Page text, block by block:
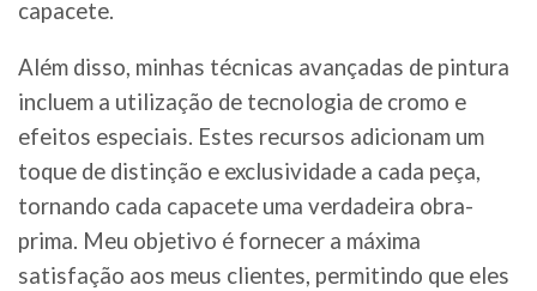
capacete.
Além disso, minhas técnicas avançadas de pintura
incluem a utilização de tecnologia de cromo e
efeitos especiais. Estes recursos adicionam um
toque de distinção e exclusividade a cada peça,
tornando cada capacete uma verdadeira obra-
prima. Meu objetivo é fornecer a máxima
satisfação aos meus clientes, permitindo que eles